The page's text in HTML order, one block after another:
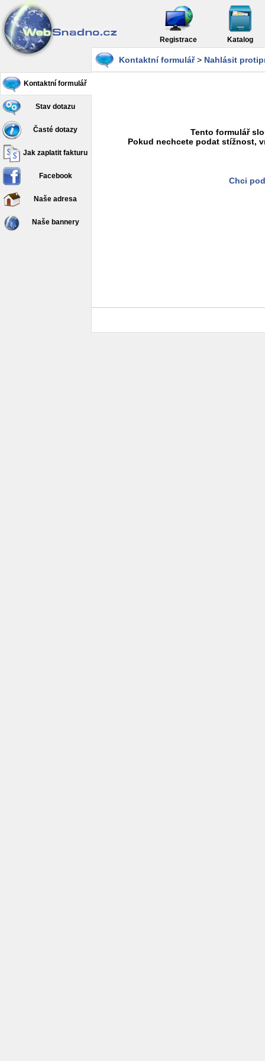
Registrace Katalog
Kontaktní formulář
Stav dotazu
Časté dotazy
Jak zaplatit fakturu
Facebook
Naše adresa
Naše bannery
Kontaktní formulář> Nahlásit
Tento formulář
Pokud nechcete podat stížnost,
Chci